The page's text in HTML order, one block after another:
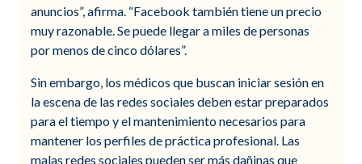
anuncios”, afirma. “Facebook también tiene un precio
muy razonable. Se puede llegar a miles de personas
por menos de cinco dólares”.
Sin embargo, los médicos que buscan iniciar sesión en
la escena de las redes sociales deben estar preparados
para el tiempo y el mantenimiento necesarios para
mantener los perfiles de práctica profesional. Las
malas redes sociales pueden ser más dañinas que